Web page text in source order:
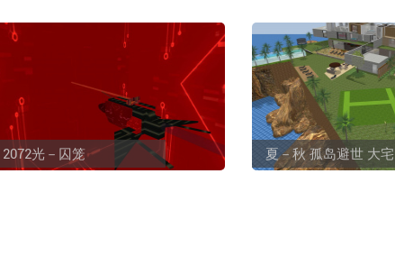
2072光－囚笼 夏－秋 孤岛避世 大宅